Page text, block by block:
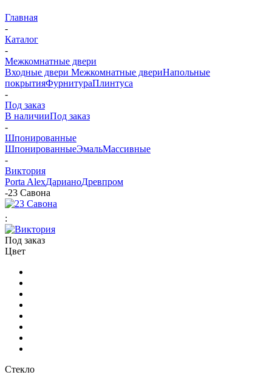
Главная
-
Каталог
-
Межкомнатные двери
Входные двери Межкомнатные двериНапольные
покрытияФурнитураПлинтуса
-
Под заказ
В наличииПод заказ
-
Шпонированные
ШпонированныеЭмальМассивные
-
Виктория
Porta AlexДарианоДревпром
-23 Савона
:
Под заказ
Цвет
Стекло